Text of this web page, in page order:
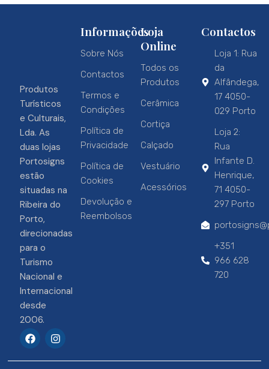
Produtos
Turísticos
e Culturais,
Lda. As
duas lojas
Portosigns
estão
situadas na
Ribeira do
Porto,
direcionadas
para o
Turismo
Nacional e
Internacional
desde
2006.
F
a
e
I
n
t
Informações
Sobre Nós
Contactos
Termos e
Condições
Política de
Privacidade
Política de
Cookies
Devolução e
Reembolsos
Loja
Online
Todos os
Produtos
Cerâmica
Cortiça
Calçado
Vestuário
Acessórios
Contactos
Loja 1: Rua
da
Alfândega,
17 4050-
029 Porto
Loja 2:
Rua
Infante D.
Henrique,
71 4050-
297 Porto
+351
966 628
720